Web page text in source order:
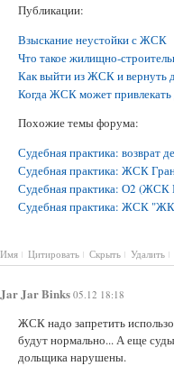
Публикации:
Взыскание неустойки с ЖСК
Что такое жилищно-
Как выйти из ЖСК и вернуть
Когда ЖСК может привлекать
Похожие темы форума:
Судебная практика: возврат
Судебная практика: ЖСК
Судебная практика: О2 (ЖСК
Судебная практика: ЖСК "ЖК
Имя Цитировать Скрыть Удалить
Jar Jar Binks 05.12 18:18
ЖСК надо запретить
будут нормально... А еще суды
дольщика нарушены.